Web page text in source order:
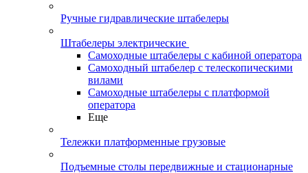
Ручные гидравлические штабелеры
Штабелеры электрические
Самоходные штабелеры с кабиной оператора
Самоходный штабелер с телескопическими
вилами
Самоходные штабелеры с платформой
оператора
Еще
Тележки платформенные грузовые
Подъемные столы передвижные и стационарные